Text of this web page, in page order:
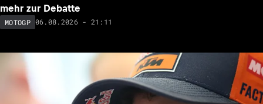
mehr zur Debatte
MOTOGP 06.08.2026 - 21:11